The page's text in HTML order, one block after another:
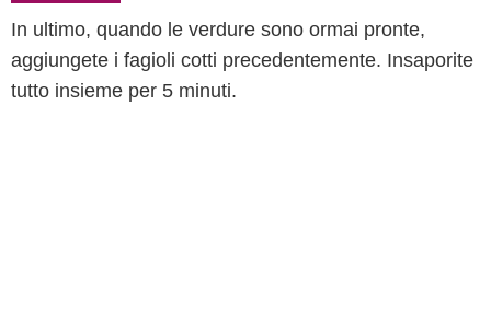
In ultimo, quando le verdure sono ormai pronte,
aggiungete i fagioli cotti precedentemente. Insaporite
tutto insieme per 5 minuti.